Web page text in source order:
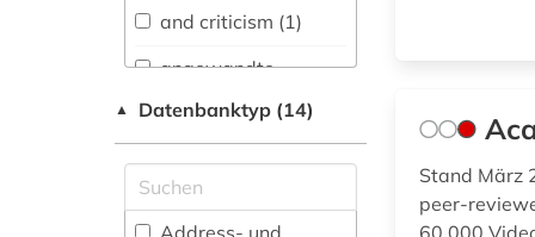
Anglistik.
Amerikanistik (17)
Vermessungswesen
(56)
and criticism (1)
angewandte
angewandte
mathematik (1)
angewandte
▲ Datenbanktyp (14)
Stand März
peer-